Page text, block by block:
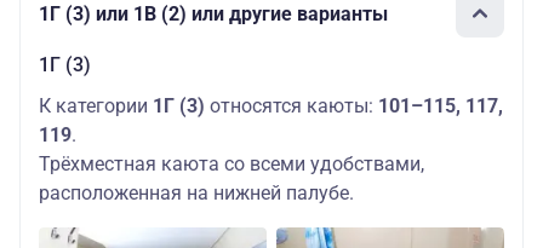
1Г (3) или 1В (2) или другие варианты
1Г (3)
К категории 1Г (3) относятся каюты: 101–115, 117,
119.
Трёхместная каюта со всеми удобствами,
расположенная на нижней палубе.